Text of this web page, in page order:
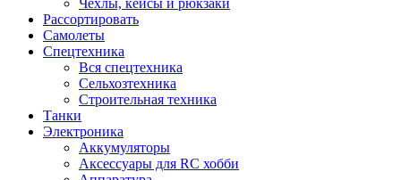
Чехлы, кейсы и рюкзаки
Рассортировать
Самолеты
Спецтехника
Вся спецтехника
Сельхозтехника
Строительная техника
Танки
Электроника
Аккумуляторы
Аксессуары для RC хобби